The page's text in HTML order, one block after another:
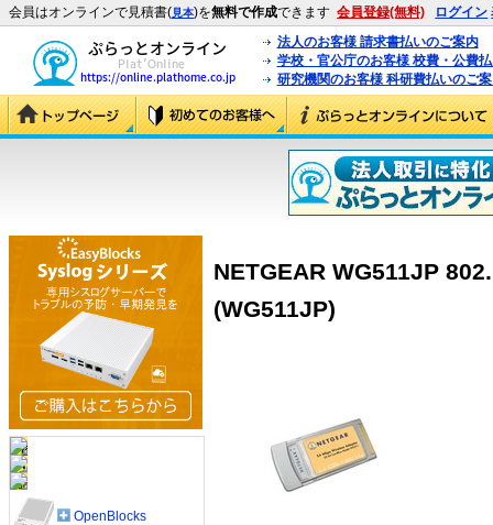
会員はオンラインで見積書(見本)を無料で作成できます 会員登録(無料) ログイン
法人のお客様 請求書払いのご案内
学校・官公庁のお客様 校費・公費
研究機関のお客様 科研費払いのご
NETGEAR WG511JP
(WG511JP)
OpenBlocks